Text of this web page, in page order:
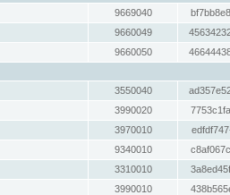
9669040
9660049
9660050
3550040
3990020
3970010
9340010
3310010
3990010